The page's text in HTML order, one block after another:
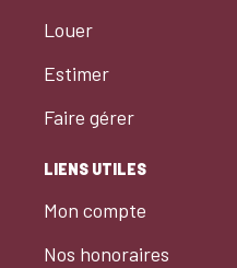
Louer
Estimer
Faire gérer
LIENS UTILES
Mon compte
Nos honoraires